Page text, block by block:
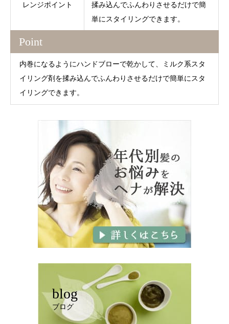
レンジポイント
揉み込んでふんわりさせるだけで簡
単にスタイリングできます。
Point
内巻になるようにハンドブローで乾かして、ミルク系スタ
イリング剤を揉み込んでふんわりさせるだけで簡単にスタ
イリングできます。
blog
ブログ